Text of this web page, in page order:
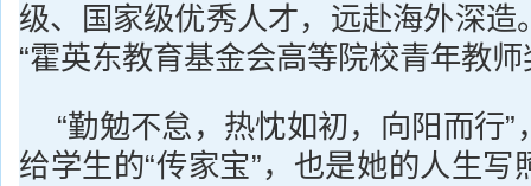
级、国家级优秀人才，远赴海外深造
“霍英东教育基金会高等院校青年教师
“勤勉不怠，热忱如初，向阳而行
给学生的“传家宝”，也是她的人生写